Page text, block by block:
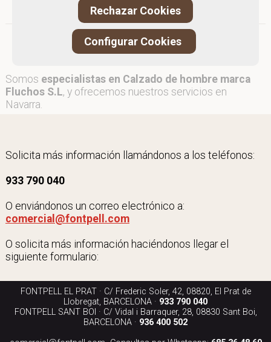
Somos especialistas en Calzado de hombre marca
Fluchos S.L, y ofrecemos nuestros servicios en
Navarra.
Solicita más información llamándonos a los teléfonos:
933 790 040
O enviándonos un correo electrónico a:
comercial@fontpell.com
O solicita más información haciéndonos llegar el
siguiente formulario:
FONTPELL EL PRAT · C/ Frederic Soler, 42, 08820, El Prat de
Llobregat, BARCELONA · 933 790 040
FONTPELL SANT BOI · C/ Vidal i Barraquer, 28, 08830 Sant Boi,
BARCELONA · 936 400 502
Rechazar Cookies
Configurar Cookies